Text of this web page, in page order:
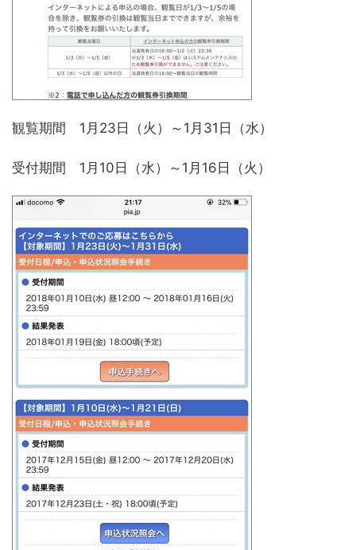
観覧期間 1月23日（火）～1月31日（水）
受付期間 1月10日（水）～1月16日（火）